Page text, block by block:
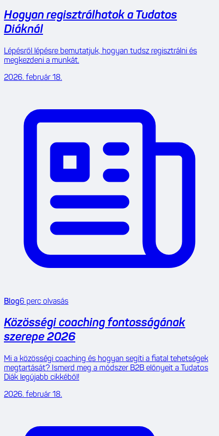
Hogyan regisztrálhatok a Tudatos
Diáknál
Lépésről lépésre bemutatjuk, hogyan tudsz regisztrálni és
megkezdeni a munkát.
2026. február 18.
Blog6 perc olvasás
Közösségi coaching fontosságának
szerepe 2026
Mi a közösségi coaching és hogyan segíti a fiatal tehetségek
megtartását? Ismerd meg a módszer B2B előnyeit a Tudatos
Diák legújabb cikkéből!
2026. február 18.